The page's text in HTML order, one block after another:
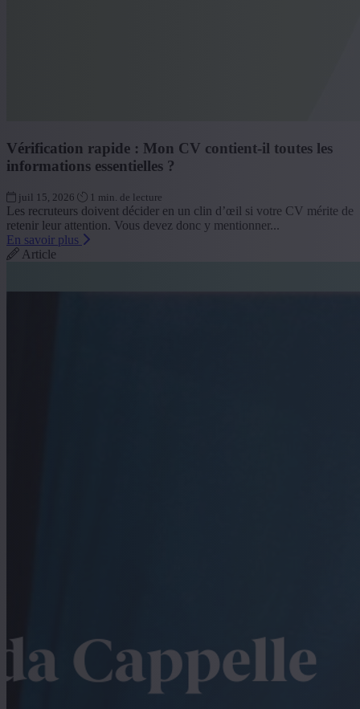
Vérification rapide : Mon CV contient-il toutes les
informations essentielles ?
juil 15, 2026 1 min. de lecture
Les recruteurs doivent décider en un clin d’œil si votre CV mérite de
retenir leur attention. Vous devez donc y mentionner...
En savoir plus
Article